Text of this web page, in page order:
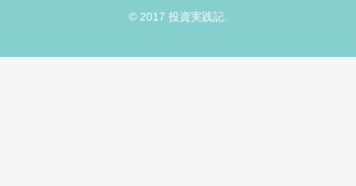
© 2017 投資実践記.